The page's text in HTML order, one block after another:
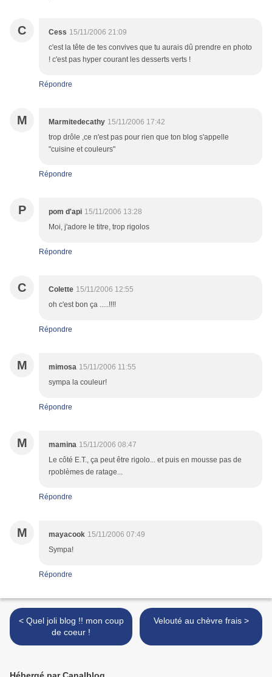
C Cess 15/11/2006 21:09
c'est la tête de tes convives que tu aurais dû prendre en photo
! c'est pas hyper courant les desserts verts !
Répondre
M Marmitedecathy 15/11/2006 17:42
trop drôle ,ce n'est pas pour rien que ton blog s'appelle
"cuisine et couleurs"
Répondre
P pom d'api 15/11/2006 13:28
Moi, j'adore le titre, trop rigolos
Répondre
C Colette 15/11/2006 12:55
oh c'est bon ça .....!!!!
Répondre
M mimosa 15/11/2006 11:55
sympa la couleur!
Répondre
M mamina 15/11/2006 08:47
Le côté E.T., ça peut être rigolo... et puis en mousse pas de
rpoblèmes de ratage...
Répondre
M mayacook 15/11/2006 07:49
Sympa!
Répondre
< Quel joli blog !! mon coup
de coeur !
Velouté au chèvre frais >